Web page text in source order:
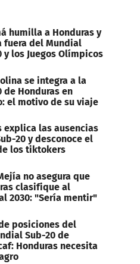
humilla a Honduras y
fuera del Mundial
y los Juegos Olímpicos
se integra a la
de Honduras en
el motivo de su viaje
explica las ausencias
20 y desconoce el
los tiktokers
no asegura que
clasifique al
2030: "Sería mentir"
posiciones del
Sub-20 de
Honduras necesita